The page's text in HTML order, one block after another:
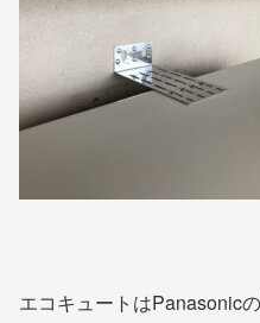
エコキュートはPanasonic